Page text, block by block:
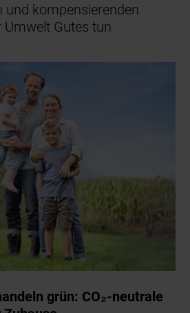
und kompensierenden
Gutes tun
grün: CO₂-neutrale